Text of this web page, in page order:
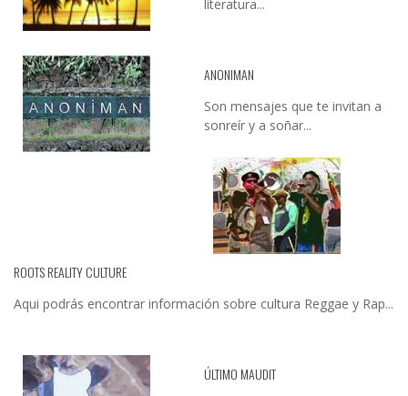
literatura...
ANONIMAN
Son mensajes que te invitan a
sonreír y a soñar...
ROOTS REALITY CULTURE
Aqui podrás encontrar información sobre cultura Reggae y Rap...
ÚLTIMO MAUDIT